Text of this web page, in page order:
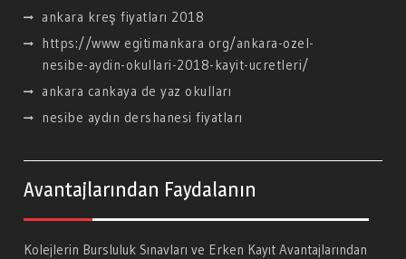
ankara kreş fiyatları 2018
https://www egitimankara org/ankara-ozel-
nesibe-aydin-okullari-2018-kayit-ucretleri/
ankara cankaya de yaz okulları
nesibe aydın dershanesi fiyatları
Avantajlarından Faydalanın
Kolejlerin Bursluluk Sınavları ve Erken Kayıt Avantajlarından